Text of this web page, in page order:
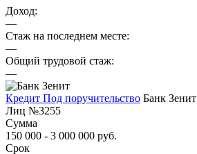
Доход:
—
Стаж на последнем месте:
—
Общий трудовой стаж:
—
Кредит Под поручительство Банк Зенит
Лиц №3255
Сумма
150 000 - 3 000 000 руб.
Срок